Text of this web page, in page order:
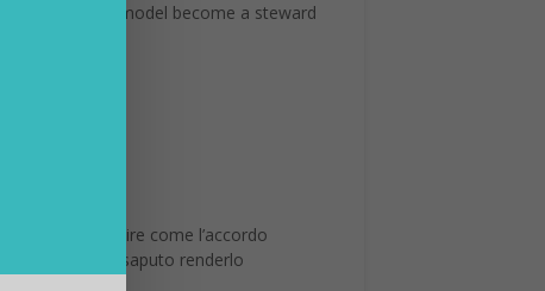
business model become a steward
È facile capire come l’accordo
ma che ha saputo renderlo